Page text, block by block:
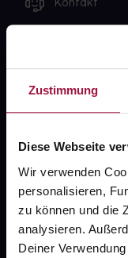
Zustimmung
Diese Webseite
Wir verwenden
personalisieren,
zu können und die
analysieren.
Deiner
gesund.de
Über uns
Karriere
Newsletter